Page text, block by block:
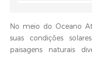
No meio do Oceano
suas condições
paisagens naturais